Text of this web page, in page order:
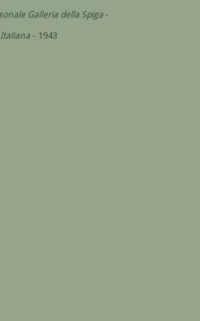
Galleria della Spiga -
- 1943